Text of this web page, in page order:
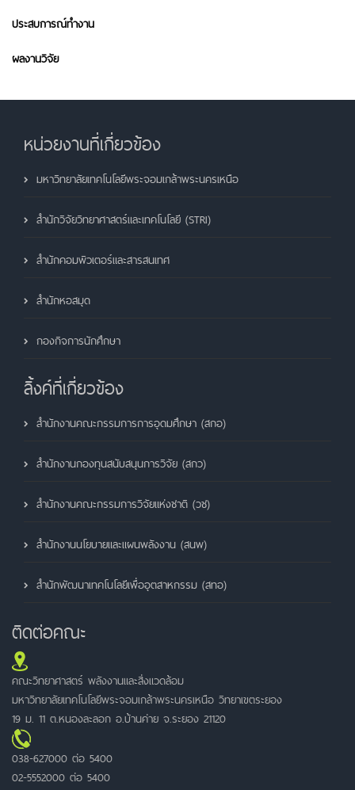
ประสบการณ์ทำงาน
ผลงานวิจัย
หน่วยงานที่เกี่ยวข้อง
มหาวิทยาลัยเทคโนโลยีพระจอมเกล้าพระนครเหนือ
สำนักวิจัยวิทยาศาสตร์และเทคโนโลยี (STRI)
สำนักคอมพิวเตอร์และสารสนเทศ
สำนักหอสมุด
กองกิจการนักศึกษา
ลิ้งค์ที่เกี่ยวข้อง
สำนักงานคณะกรรมการการอุดมศึกษา (สกอ)
สำนักงานกองทุนสนับสนุนการวิจัย (สกว)
สำนักงานคณะกรรมการวิจัยแห่งชาติ (วช)
สำนักงานนโยบายและแผนพลังงาน (สนพ)
สำนักพัฒนาเทคโนโลยีเพื่ออุตสาหกรรม (สทอ)
ติดต่อคณะ
คณะวิทยาศาสตร์ พลังงานและสิ่งแวดล้อม
มหาวิทยาลัยเทคโนโลยีพระจอมเกล้าพระนครเหนือ วิทยาเขตระยอง
19 ม. 11 ต.หนองละลอก อ.บ้านค่าย จ.ระยอง 21120
038-627000 ต่อ 5400
02-5552000 ต่อ 5400